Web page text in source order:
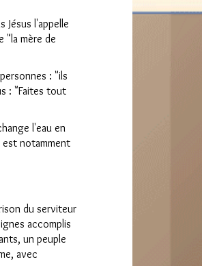
Jésus l'appelle
"la mère de
: "ils
: "Faites tout
l'eau en
est notamment
du serviteur
accomplis
un peuple
avec